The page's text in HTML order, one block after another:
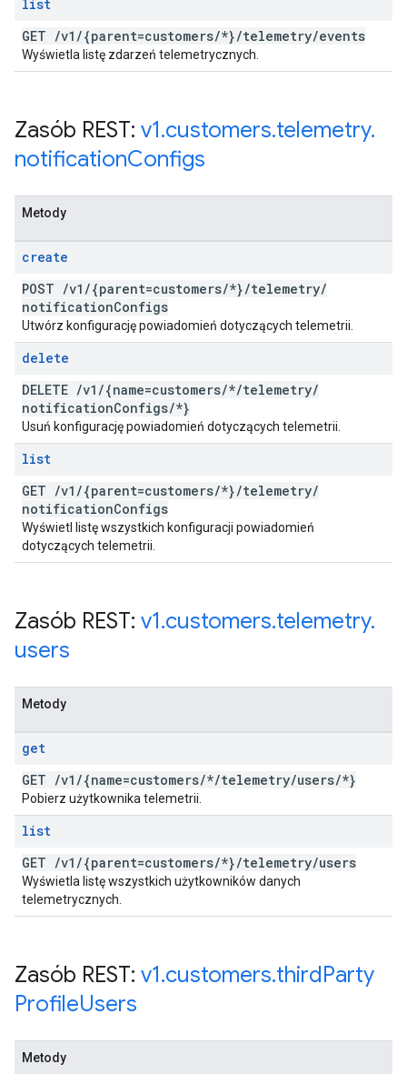
list
GET /v1 /{parent=customers/*}/telemetry/events
Wyświetla listę zdarzeń telemetrycznych.
Zasób REST: v1.customers.telemetry.
notificationConfigs
Metody
create
POST /v1 /{parent=customers/*}/telemetry/
notificationConfigs
Utwórz konfigurację powiadomień dotyczących telemetrii.
delete
DELETE /v1 /{name=customers/*/telemetry/
notificationConfigs/*}
Usuń konfigurację powiadomień dotyczących telemetrii.
list
GET /v1 /{parent=customers/*}/telemetry/
notificationConfigs
Wyświetl listę wszystkich konfiguracji powiadomień
dotyczących telemetrii.
Zasób REST: v1.customers.telemetry.
users
Metody
get
GET /v1 /{name=customers/*/telemetry/users/*}
Pobierz użytkownika telemetrii.
list
GET /v1 /{parent=customers/*}/telemetry/users
Wyświetla listę wszystkich użytkowników danych
telemetrycznych.
Zasób REST: v1.customers.thirdParty
ProfileUsers
Metody